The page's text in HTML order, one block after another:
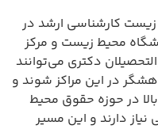
کارشناسی ارشد در
محیط زیست و مرکز
دکتری می‌توانند
در این مراکز شوند و
در حوزه حقوق محیط
دارند و این مسیر